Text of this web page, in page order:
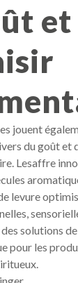
et
jouent
du goût et
Lesaffre
levure
des solutions
pour les